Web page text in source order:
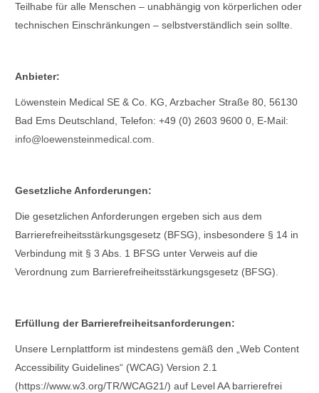
Teilhabe für alle Menschen – unabhängig von körperlichen oder
technischen Einschränkungen – selbstverständlich sein sollte.
Anbieter:
Löwenstein Medical SE & Co. KG, Arzbacher Straße 80, 56130
Bad Ems Deutschland, Telefon: +49 (0) 2603 9600 0, E-Mail:
info@loewensteinmedical.com.
Gesetzliche Anforderungen:
Die gesetzlichen Anforderungen ergeben sich aus dem
Barrierefreiheitsstärkungsgesetz (BFSG), insbesondere § 14 in
Verbindung mit § 3 Abs. 1 BFSG unter Verweis auf die
Verordnung zum Barrierefreiheitsstärkungsgesetz (BFSG).
Erfüllung der Barrierefreiheitsanforderungen:
Unsere Lernplattform ist mindestens gemäß den „Web Content
Accessibility Guidelines“ (WCAG) Version 2.1
(https://www.w3.org/TR/WCAG21/) auf Level AA barrierefrei